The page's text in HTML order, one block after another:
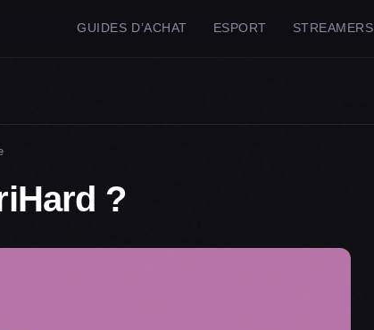
GUIDES D’ACHAT ESPORT STREAMERS
?